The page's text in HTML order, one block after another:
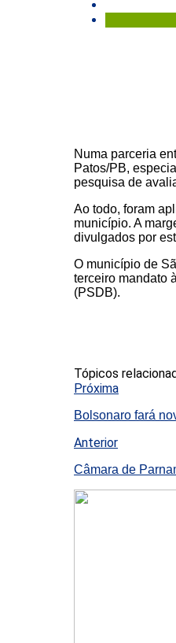
Numa parceria
Patos/PB,
pesquisa de
Ao todo, foram
município. A
divulgados por
O município de
terceiro mandato
(PSDB).
Tópicos
Próxima
Bolsonaro fará
Anterior
Câmara de